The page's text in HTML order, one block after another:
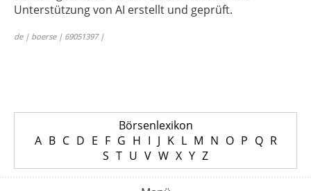
Unterstützung von AI erstellt und geprüft.
de | boerse | 69051397 |
Börsenlexikon
A B C D E F G H I J K L M N O P Q R
S T U V W X Y Z